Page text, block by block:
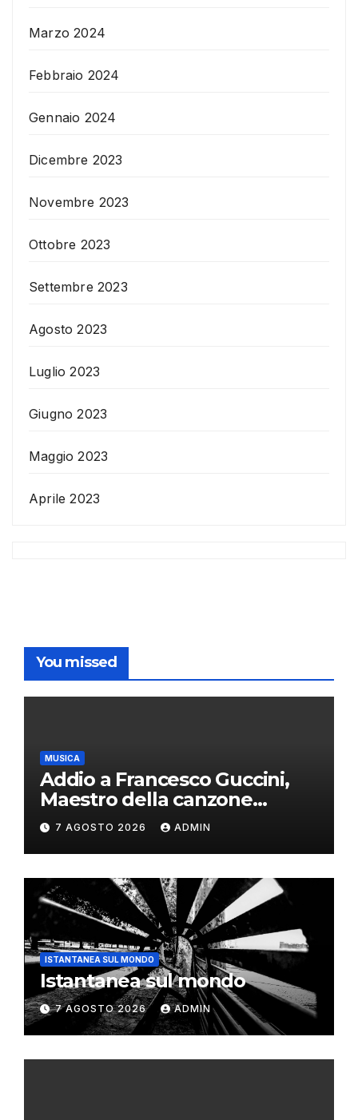
Marzo 2024
Febbraio 2024
Gennaio 2024
Dicembre 2023
Novembre 2023
Ottobre 2023
Settembre 2023
Agosto 2023
Luglio 2023
Giugno 2023
Maggio 2023
Aprile 2023
You missed
MUSICA
Addio a Francesco Guccini,
Maestro della canzone
d’autore
7 AGOSTO 2026 ADMIN
ISTANTANEA SUL MONDO
Istantanea sul mondo
7 AGOSTO 2026 ADMIN